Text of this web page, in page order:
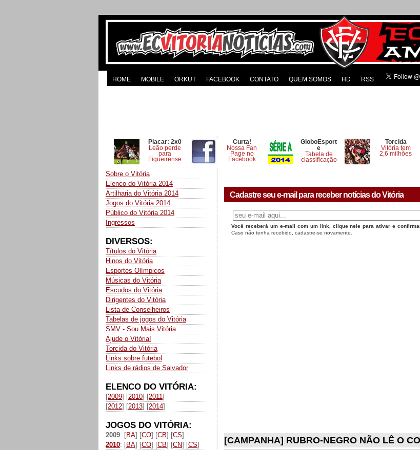
HOME MOBILE ORKUT FACEBOOK CONTATO QUEM SOMOS HD RSS
Placar: 2x0
Leão perde
para
Figueirense
Curta!
Nossa Fan
Page no
Facebook
GloboEsport
e
Tabela de
classificação
Torcida
Vitória tem
2,6 milhões
Sobre o Vitória
Elenco do Vitória 2014
Artilharia do Vitória 2014
Jogos do Vitória 2014
Público do Vitória 2014
Ingressos
DIVERSOS:
Títulos do Vitória
Hinos do Vitória
Esportes Olímpicos
Músicas do Vitória
Escudos do Vitória
Dirigentes do Vitória
Lista de Conselheiros
Tabelas de jogos do Vitória
SMV - Sou Mais Vitória
Ajude o Vitória!
Torcida do Vitória
Links sobre futebol
Links de rádios de Salvador
ELENCO DO VITÓRIA:
[2009] [2010] [2011]
[2012] [2013] [2014]
JOGOS DO VITÓRIA:
2009: [BA] [CO] [CB] [CS]
2010: [BA] [CO] [CB] [CN] [CS]
Cadastre seu e-mail para receber notícias do Vitória
Você receberá um e-mail com um link, clique nele para ativar e
Caso não tenha recebido, cadastre-se novamente.
[CAMPANHA] RUBRO-NEGRO NÃO LÊ O